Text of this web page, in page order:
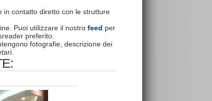
in contatto diretto con le strutture
Puoi utilizzare il nostro feed per
preferito.
fotografie, descrizione dei